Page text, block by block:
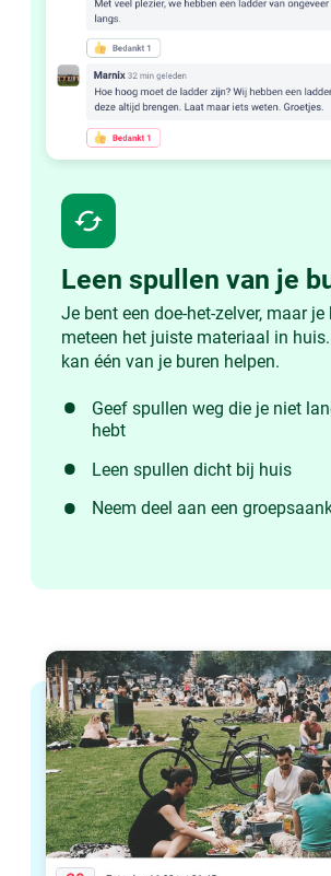
cached
Leen spullen van je
Je bent een doe-het-zelver, maar
meteen het juiste materiaal in
kan één van je buren helpen.
Geef spullen weg die je niet
hebt
Leen spullen dicht bij huis
Neem deel aan een